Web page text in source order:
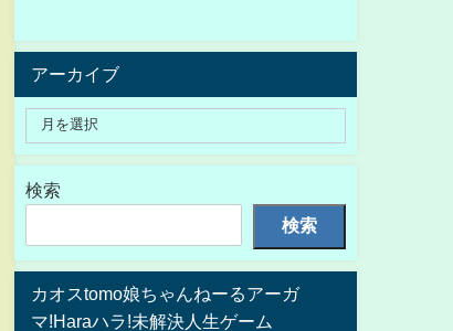
アーカイブ
検索
検索
カオスtomo娘ちゃんねーるアーガ
マ!Haraハラ!未解決人生ゲーム